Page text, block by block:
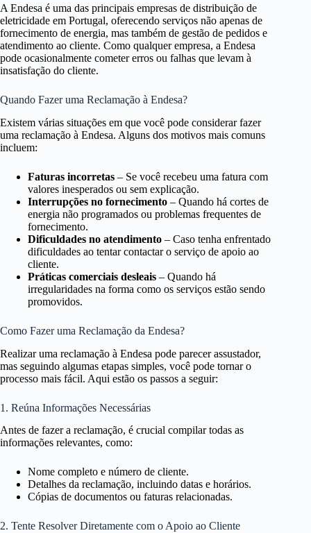
A Endesa é uma das principais empresas de distribuição de
eletricidade em Portugal, oferecendo serviços não apenas de
fornecimento de energia, mas também de gestão de pedidos e
atendimento ao cliente. Como qualquer empresa, a Endesa
pode ocasionalmente cometer erros ou falhas que levam à
insatisfação do cliente.
Quando Fazer uma Reclamação à Endesa?
Existem várias situações em que você pode considerar fazer
uma reclamação à Endesa. Alguns dos motivos mais comuns
incluem:
Faturas incorretas – Se você recebeu uma fatura com
valores inesperados ou sem explicação.
Interrupções no fornecimento – Quando há cortes de
energia não programados ou problemas frequentes de
fornecimento.
Dificuldades no atendimento – Caso tenha enfrentado
dificuldades ao tentar contactar o serviço de apoio ao
cliente.
Práticas comerciais desleais – Quando há
irregularidades na forma como os serviços estão sendo
promovidos.
Como Fazer uma Reclamação da Endesa?
Realizar uma reclamação à Endesa pode parecer assustador,
mas seguindo algumas etapas simples, você pode tornar o
processo mais fácil. Aqui estão os passos a seguir:
1. Reúna Informações Necessárias
Antes de fazer a reclamação, é crucial compilar todas as
informações relevantes, como:
Nome completo e número de cliente.
Detalhes da reclamação, incluindo datas e horários.
Cópias de documentos ou faturas relacionadas.
2. Tente Resolver Diretamente com o Apoio ao Cliente